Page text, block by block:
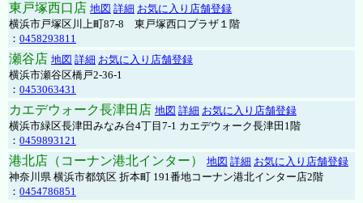
東戸塚西口店 地図 詳細 お気に入り店舗登録
横浜市戸塚区川上町87-8 東戸塚西口プラザ１階
： 0458293811
瀬谷店 地図 詳細 お気に入り店舗登録
横浜市瀬谷区橋戸2-36-1
： 0453063431
カエデウォーク長津田店 地図 詳細 お気に入り店舗登録
横浜市緑区長津田みなみ台4丁目7-1 カエデウォーク長津田1階
： 0459893121
港北店（コーナン港北インター） 地図 詳細 お気に入り店舗登録
神奈川県 横浜市都筑区 折本町 191番地コーナン港北インター店2階
： 0454786851